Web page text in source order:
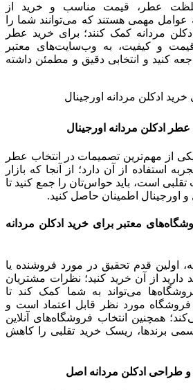
غلظت عطر، قیمت مناسب و خرید از
مهمی هستند که می‌توانند شما را
مردانه کمک کنند؛ برای خرید عطر
قیمت و کیفیت، به وب‌سایت‌های معتبر
کنید و انتخابی دقیق و مطمئن داشته
ادکلن مردانه اورجینال
از مهم‌ترین تصمیمات در انتخاب عطر
استفاده از آن دارد؛ از آنجا که بازار
است، باید حواس‌تان را جمع کنید تا
اورجینال اطمینان حاصل کنید.
معتبر برای خرید ادکلن مردانه
اولین قدم تحقیق در مورد فروشنده یا
از آن خرید کنید؛ نظرات مشتریان
می‌تواند به شما کمک کند تا
مورد نظر قابل اعتماد است و
همچنین انتخاب فروشگاه‌های آنلاین
برندها، ریسک خرید تقلبی را کاهش
و طراحی ادکلن مردانه اصل